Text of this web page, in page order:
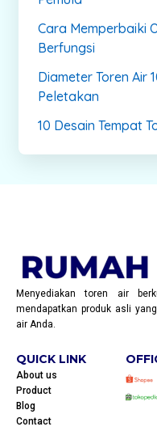
Cara Memperbaiki
Berfungsi
Diameter Toren Air
Peletakan
10 Desain Tempat
Menyediakan toren air
mendapatkan produk asli
air Anda.
QUICK LINK
About us
Product
Blog
Contact